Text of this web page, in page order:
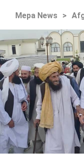
Mepa News >